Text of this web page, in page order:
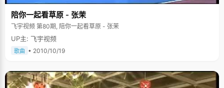
陪你一起看草原 - 张茉
飞宇视频 第80期, 陪你一起看草原 - 张茉
UP主: 飞宇视频
歌曲 • 2010/10/19